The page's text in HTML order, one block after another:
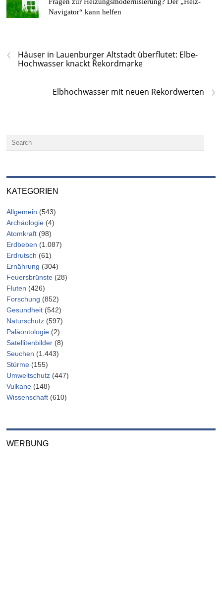
Fragen zur Heizungsmodernisierung? Der „Heiz-
Navigator“ kann helfen
‹
Häuser in Lauenburger Altstadt überflutet: Elbe-
Hochwasser knackt Rekordmarke
›
Elbhochwasser mit neuen Rekordwerten
KATEGORIEN
Allgemein (543)
Archäologie (4)
Atomkraft (98)
Erdbeben (1.087)
Erdrutsch (61)
Ernährung (304)
Feuersbrünste (28)
Fluten (426)
Forschung (852)
Gesundheit (542)
Naturschutz (597)
Paläontologie (2)
Satellitenbilder (8)
Seuchen (1.443)
Stürme (155)
Umweltschutz (447)
Vulkane (148)
Wissenschaft (610)
WERBUNG